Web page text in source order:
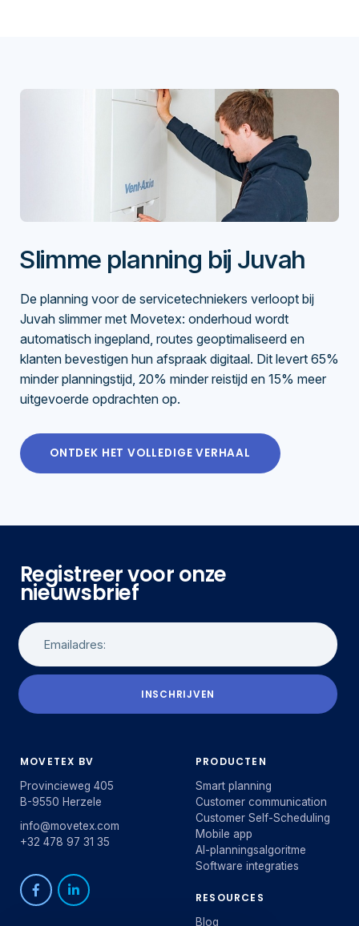
Slimme planning bij Juvah
De planning voor de servicetechniekers verloopt bij
Juvah slimmer met Movetex: onderhoud wordt
automatisch ingepland, routes geoptimaliseerd en
klanten bevestigen hun afspraak digitaal. Dit levert 65%
minder planningstijd, 20% minder reistijd en 15% meer
uitgevoerde opdrachten op.
ONTDEK HET VOLLEDIGE VERHAAL
Registreer voor onze
nieuwsbrief
INSCHRIJVEN
MOVETEX BV
Provincieweg 405
B-9550 Herzele
info@movetex.com
+32 478 97 31 35
PRODUCTEN
Smart planning
Customer communication
Customer Self-Scheduling
Mobile app
AI-planningsalgoritme
Software integraties
RESOURCES
Blog